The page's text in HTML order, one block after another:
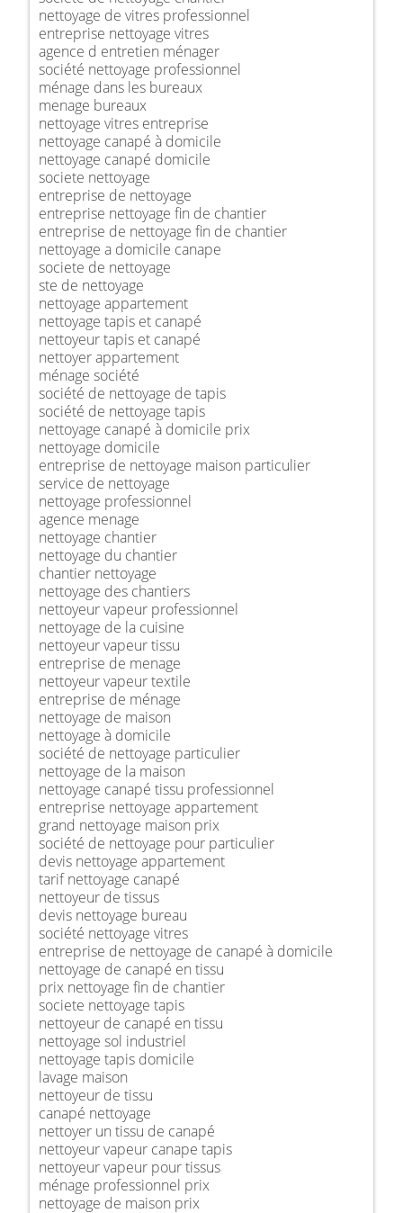
nettoyage de vitres professionnel
entreprise nettoyage vitres
agence d entretien ménager
société nettoyage professionnel
ménage dans les bureaux
menage bureaux
nettoyage vitres entreprise
nettoyage canapé à domicile
nettoyage canapé domicile
societe nettoyage
entreprise de nettoyage
entreprise nettoyage fin de chantier
entreprise de nettoyage fin de chantier
nettoyage a domicile canape
societe de nettoyage
ste de nettoyage
nettoyage appartement
nettoyage tapis et canapé
nettoyeur tapis et canapé
nettoyer appartement
ménage société
société de nettoyage de tapis
société de nettoyage tapis
nettoyage canapé à domicile prix
nettoyage domicile
entreprise de nettoyage maison particulier
service de nettoyage
nettoyage professionnel
agence menage
nettoyage chantier
nettoyage du chantier
chantier nettoyage
nettoyage des chantiers
nettoyeur vapeur professionnel
nettoyage de la cuisine
nettoyeur vapeur tissu
entreprise de menage
nettoyeur vapeur textile
entreprise de ménage
nettoyage de maison
nettoyage à domicile
société de nettoyage particulier
nettoyage de la maison
nettoyage canapé tissu professionnel
entreprise nettoyage appartement
grand nettoyage maison prix
société de nettoyage pour particulier
devis nettoyage appartement
tarif nettoyage canapé
nettoyeur de tissus
devis nettoyage bureau
société nettoyage vitres
entreprise de nettoyage de canapé à domicile
nettoyage de canapé en tissu
prix nettoyage fin de chantier
societe nettoyage tapis
nettoyeur de canapé en tissu
nettoyage sol industriel
nettoyage tapis domicile
lavage maison
nettoyeur de tissu
canapé nettoyage
nettoyer un tissu de canapé
nettoyeur vapeur canape tapis
nettoyeur vapeur pour tissus
ménage professionnel prix
nettoyage de maison prix